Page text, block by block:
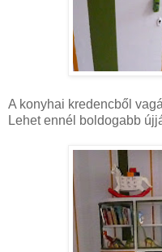
A konyhai kredencből
Lehet ennél boldogabb